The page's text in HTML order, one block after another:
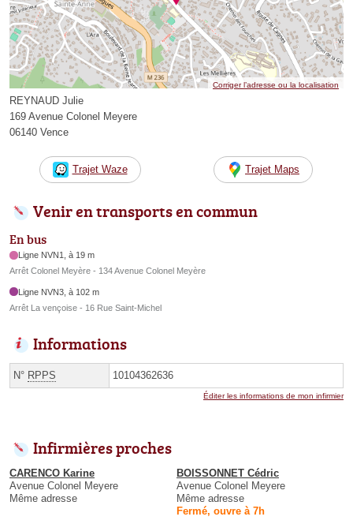
Corriger l’adresse ou la localisation
REYNAUD Julie
169 Avenue Colonel Meyere
06140 Vence
Trajet Waze Trajet Maps
Venir en transports en commun
En bus
Ligne NVN1, à 19 m
Arrêt Colonel Meyère - 134 Avenue Colonel Meyère
Ligne NVN3, à 102 m
Arrêt La vençoise - 16 Rue Saint-Michel
Informations
N° RPPS 10104362636
Éditer les informations de mon infirmier
Infirmières proches
CARENCO Karine
Avenue Colonel Meyere
Même adresse
BOISSONNET Cédric
Avenue Colonel Meyere
Même adresse
Fermé, ouvre à 7h